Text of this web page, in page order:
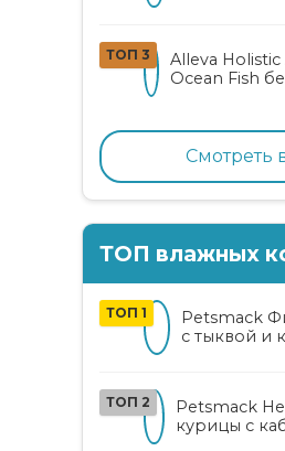
ТОП 3
Alleva
Ocean Fish
рыбой,
вера
Смотреть
ТОП влажных
ТОП 1
Petsmack
с тыквой и
ТОП 2
Petsmack
курицы с